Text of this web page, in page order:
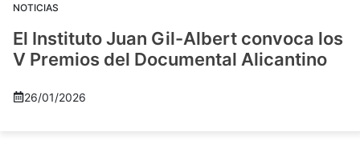
NOTICIAS
El Instituto Juan Gil-Albert convoca los
V Premios del Documental Alicantino
26/01/2026